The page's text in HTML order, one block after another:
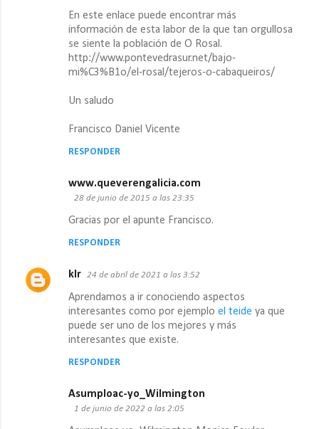
En este enlace puede encontrar más
información de esta labor de la que tan orgullosa
se siente la población de O Rosal.
http://www.pontevedrasur.net/bajo-
mi%C3%B1o/el-rosal/tejeros-o-cabaqueiros/
Un saludo
Francisco Daniel Vicente
RESPONDER
www.queverengalicia.com
28 de junio de 2015 a las 23:35
Gracias por el apunte Francisco.
RESPONDER
klr 24 de abril de 2021 a las 3:52
Aprendamos a ir conociendo aspectos
interesantes como por ejemplo el teide ya que
puede ser uno de los mejores y más
interesantes que existe.
RESPONDER
Asumploac-yo_Wilmington
1 de junio de 2022 a las 2:05